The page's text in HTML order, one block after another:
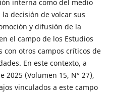
interna como del medio
decisión de volcar sus
y difusión de la
el campo de los Estudios
con otros campos críticos de
En este contexto, a
(Volumen 15, N° 27),
vinculados a este campo